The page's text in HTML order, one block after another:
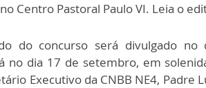
Centro Pastoral Paulo VI. Leia o
do concurso será divulgado
no dia 17 de setembro, em
Executivo da CNBB NE4, Padre